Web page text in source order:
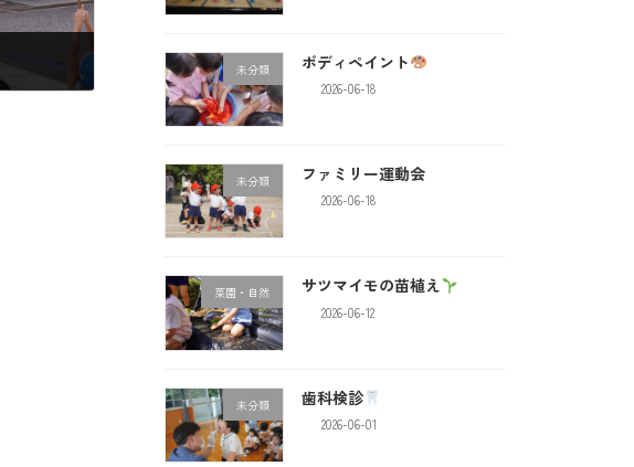
未分類 ボディペイント
2026-06-18
未分類 ファミリー運動会
2026-06-18
菜園・自然 サツマイモの苗植え
2026-06-12
未分類 歯科検診
2026-06-01